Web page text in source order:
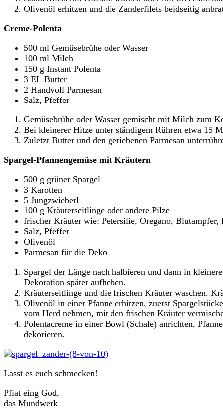
Olivenöl erhitzen und die Zanderfilets beidseitig
Creme-Polenta
500 ml Gemüsebrühe oder Wasser
100 ml Milch
150 g Instant Polenta
3 EL Butter
2 Handvoll Parmesan
Salz, Pfeffer
Gemüsebrühe oder Wasser gemischt mit Milch zum
Bei kleinerer Hitze unter ständigem Rühren etwa 15
Zuletzt Butter und den geriebenen Parmesan
Spargel-Pfannengemüse mit Kräutern
500 g grüner Spargel
3 Karotten
5 Jungzwieberl
100 g Kräuterseitlinge oder andere Pilze
frischer Kräuter wie: Petersilie, Oregano,
Salz, Pfeffer
Olivenöl
Parmesan für die Deko
Spargel der Länge nach halbieren und dann in
Dekoration später aufheben.
Kräuterseitlinge und die frischen Kräuter waschen.
Olivenöl in einer Pfanne erhitzen, zuerst
vom Herd nehmen, mit den frischen Kräuter
Polentacreme in einer Bowl (Schale) anrichten,
dekorieren.
Lasst es euch schmecken!
Pfiat eing God,
das Mundwerk